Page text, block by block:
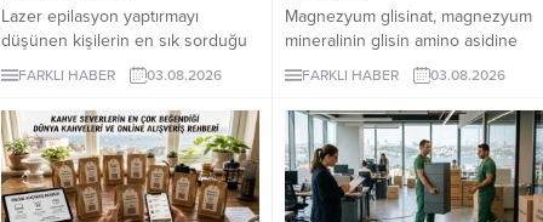
Lazer epilasyon yaptırmayı
düşünen kişilerin en sık sorduğu
konuların başında kaç seans
gerektiği gelir. Ancak bu soruya
herkes için geçerli tek bir sayı
vermek mümkün değildir. Cilt
rengi, kılın kalınlığı, uygulama
bölgesi ve hormonal özellikler
seans planını etkileyebilir. İzmir
FARKLI HABER 03.08.2026
Magnezyum glisinat, magnezyum
mineralinin glisin amino asidine
bağlandığı bir takviye formudur.
Glisin, vücudun protein yapımında
kullandığı en küçük amino asittir
ve burada minerali taşıyan bileşen
olarak görev yapar.
FARKLI HABER 03.08.2026